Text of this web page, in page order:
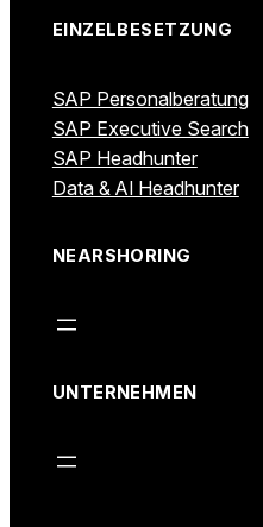
EINZELBESETZUNG
SAP Personalberatung
SAP Executive Search
SAP Headhunter
Data & AI Headhunter
NEARSHORING
UNTERNEHMEN